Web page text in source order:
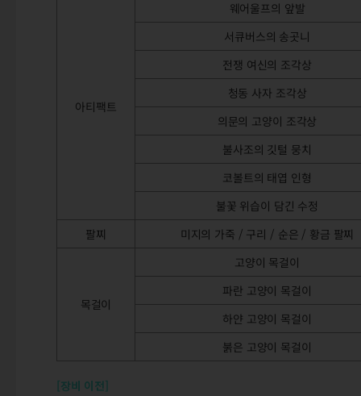
아티팩트
웨어울프의 앞발
서큐버스의 송곳니
전쟁 여신의 조각상
청동 사자 조각상
의문의 고양이 조각상
불사조의 깃털 뭉치
코볼트의 태엽 인형
불꽃 위습이 담긴 수정
팔찌
미지의 가죽 / 구리 / 순은 / 황금 팔찌
목걸이
고양이 목걸이
파란 고양이 목걸이
하얀 고양이 목걸이
붉은 고양이 목걸이
[장비 이전]